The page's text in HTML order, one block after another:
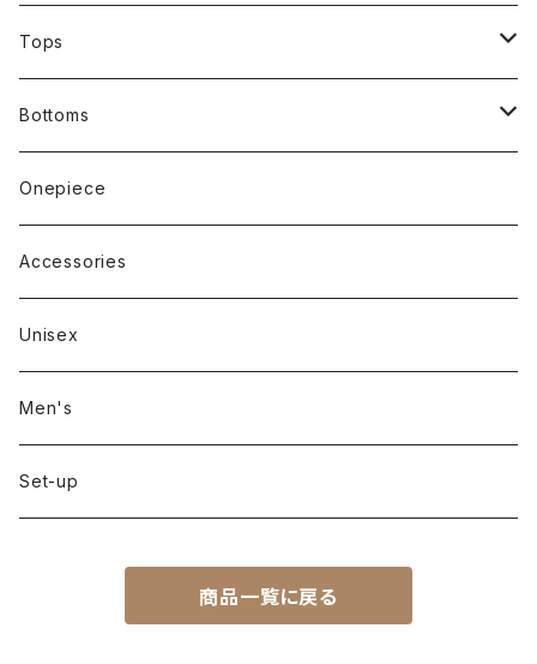
Tops
Short sleeve
Long sleeve
Sleeveless
Outer
Bottoms
Pants
Skirt
Onepiece
Accessories
Unisex
Men's
Set-up
商品一覧に戻る